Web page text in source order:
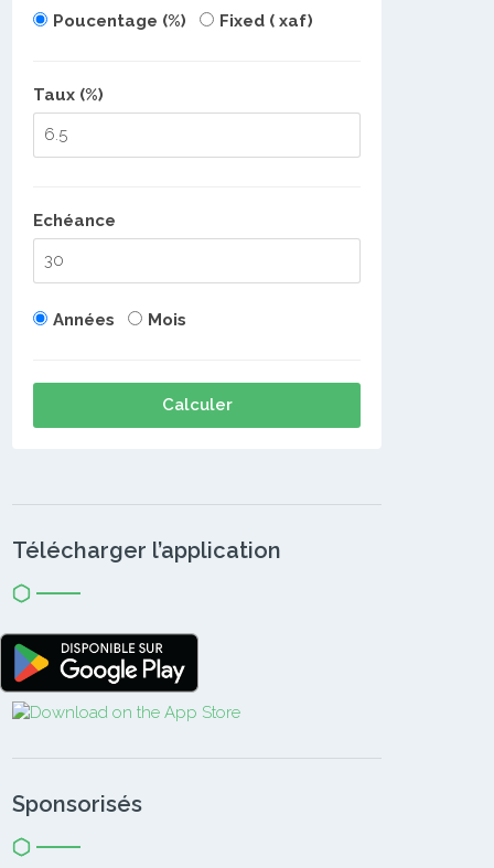
Poucentage (%) Fixed ( xaf)
Taux (%)
Echéance
Années Mois
Calculer
Télécharger l’application
Sponsorisés